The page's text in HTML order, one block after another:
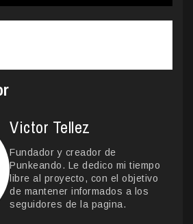
Victor Tellez
Fundador y creador de
Punkeando. Le dedico mi tiempo
libre al proyecto, con el objetivo
de mantener informados a los
seguidores de la pagina.